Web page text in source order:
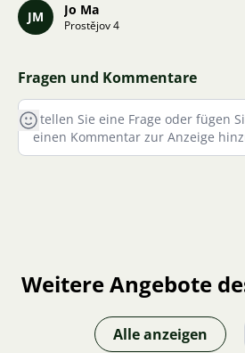
JM Jo Ma
Prostějov 4
Fragen und Kommentare
Weitere Angebote
Alle anzeigen